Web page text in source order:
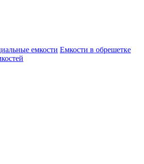
емкости Емкости в обрешетке